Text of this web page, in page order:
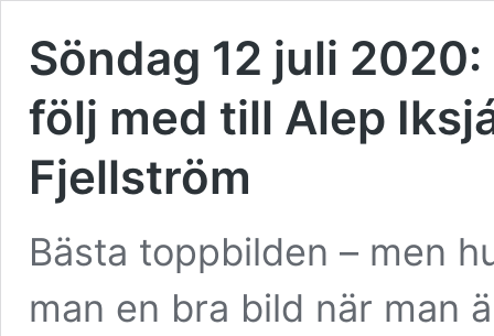
Söndag 12 juli
följ med till Alep
Fjellström
Bästa toppbilden – men
man en bra bild när man